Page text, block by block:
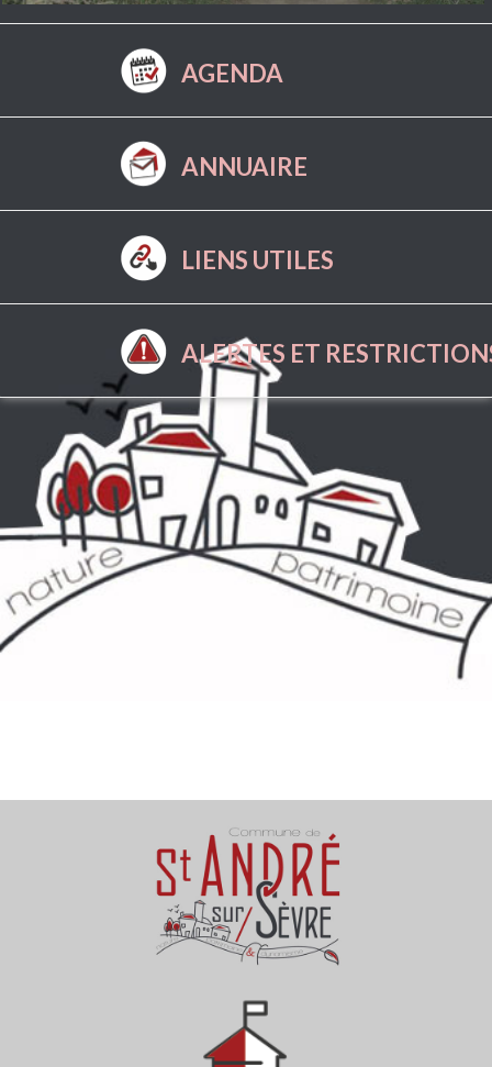
AGENDA
ANNUAIRE
LIENS UTILES
ALERTES ET